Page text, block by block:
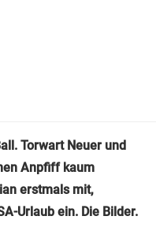
Torwart Neuer und
Anpfiff kaum
erstmals mit,
Urlaub ein. Die Bilder.